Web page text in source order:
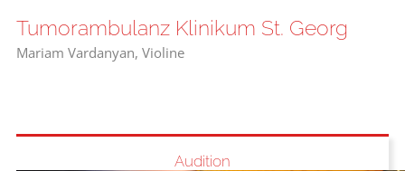
Tumorambulanz Klinikum St. Georg
Mariam Vardanyan, Violine
Audition